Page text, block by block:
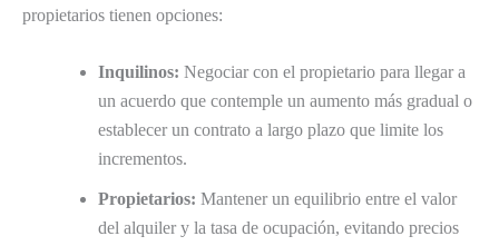
propietarios tienen opciones:
Inquilinos: Negociar con el propietario para llegar a
un acuerdo que contemple un aumento más gradual o
establecer un contrato a largo plazo que limite los
incrementos.
Propietarios: Mantener un equilibrio entre el valor
del alquiler y la tasa de ocupación, evitando precios